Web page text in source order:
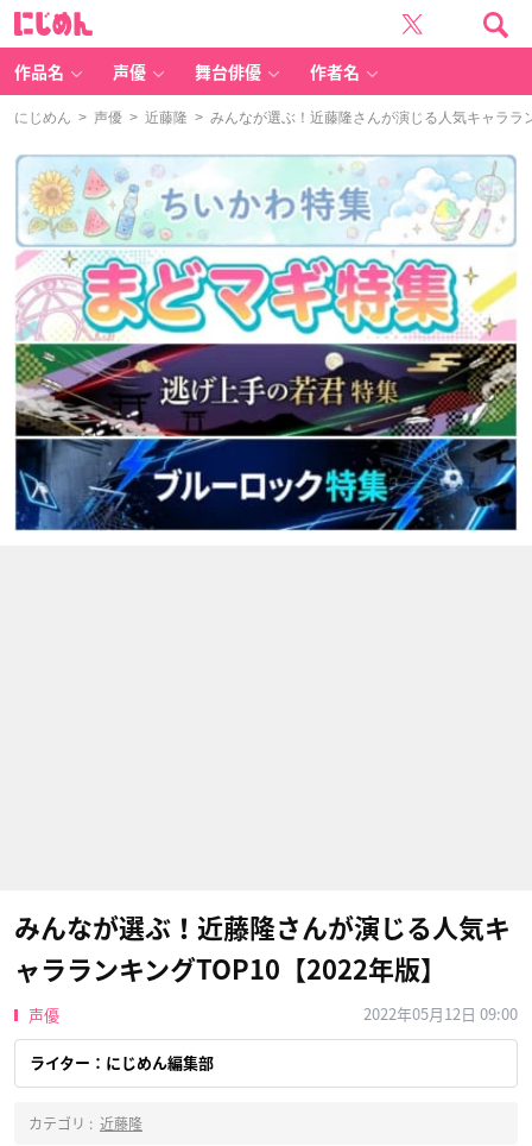
作品名 声優 舞台俳優 作者名
にじめん > 声優 > 近藤隆 > みんなが選ぶ！近藤隆さんが演じる人気キャララ
みんなが選ぶ！近藤隆さんが演じる人気キ
ャラランキングTOP10【2022年版】
声優 2022年05月12日 09:00
ライター：にじめん編集部
カテゴリ : 近藤隆